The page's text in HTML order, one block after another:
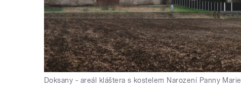
Doksany - areál kláštera s kostelem Narození Panny Marie